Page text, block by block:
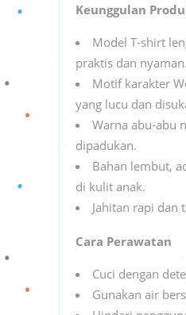
Keunggulan
Model T-shirt
praktis dan nyaman.
Motif karakter
yang lucu dan
Warna abu-abu
dipadukan.
Bahan lembut,
di kulit anak.
Jahitan rapi dan
Cara Perawatan
Cuci dengan
Gunakan air